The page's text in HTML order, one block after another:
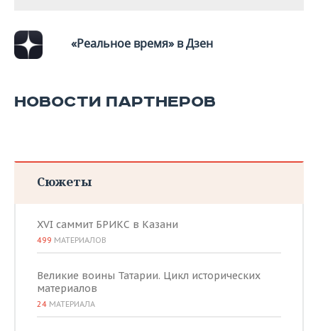
«Реальное время» в Дзен
НОВОСТИ ПАРТНЕРОВ
Сюжеты
XVI саммит БРИКС в Казани
499 МАТЕРИАЛОВ
Великие воины Татарии. Цикл исторических
материалов
24 МАТЕРИАЛА